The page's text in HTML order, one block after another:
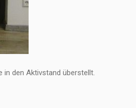
in den Aktivstand überstellt.